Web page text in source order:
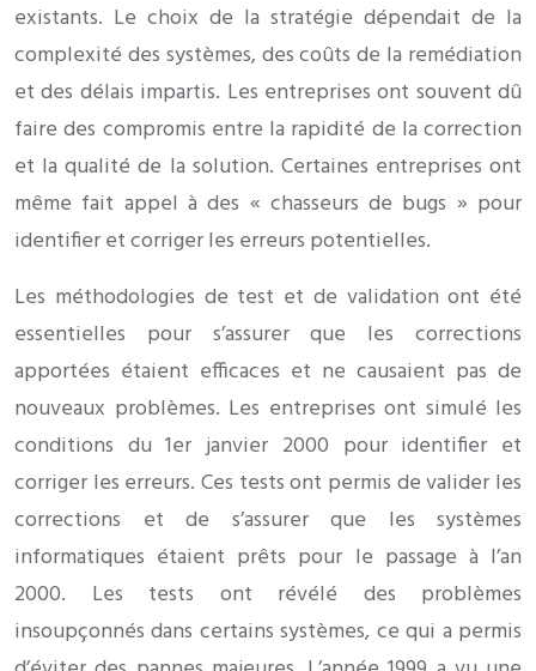
existants. Le choix de la stratégie dépendait de la
complexité des systèmes, des coûts de la remédiation
et des délais impartis. Les entreprises ont souvent dû
faire des compromis entre la rapidité de la correction
et la qualité de la solution. Certaines entreprises ont
même fait appel à des « chasseurs de bugs » pour
identifier et corriger les erreurs potentielles.
Les méthodologies de test et de validation ont été
essentielles pour s’assurer que les corrections
apportées étaient efficaces et ne causaient pas de
nouveaux problèmes. Les entreprises ont simulé les
conditions du 1er janvier 2000 pour identifier et
corriger les erreurs. Ces tests ont permis de valider les
corrections et de s’assurer que les systèmes
informatiques étaient prêts pour le passage à l’an
2000. Les tests ont révélé des problèmes
insoupçonnés dans certains systèmes, ce qui a permis